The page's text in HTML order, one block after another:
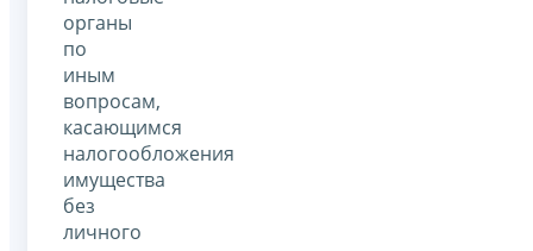
органы
по
иным
вопросам,
касающимся
налогообложения
имущества
без
личного